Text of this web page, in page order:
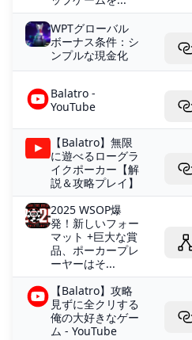
WPTグローバル
ボーナス条件：シ
ンプルな現金化
Balatro -
YouTube
【Balatro】無限
に遊べるローグラ
イクポーカー【解
説＆攻略プレイ】
2025 WSOP爆
発！新しいフォー
マット +巨大な賞
品、ポーカープレ
ーヤーはそ...
【Balatro】攻略
見ずに全クリする
俺の大好きなゲー
ム - YouTube